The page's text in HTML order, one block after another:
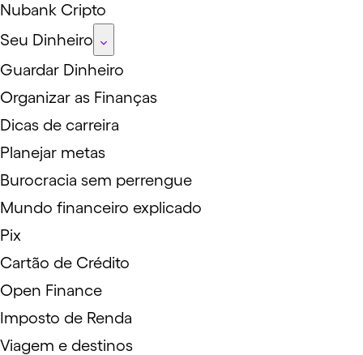
Nubank Cripto
Seu Dinheiro
Guardar Dinheiro
Organizar as Finanças
Dicas de carreira
Planejar metas
Burocracia sem perrengue
Mundo financeiro explicado
Pix
Cartão de Crédito
Open Finance
Imposto de Renda
Viagem e destinos